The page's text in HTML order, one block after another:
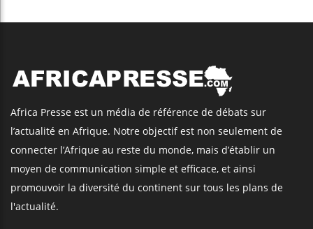
Africa Presse est un média de référence de débats sur
l’actualité en Afrique. Notre objectif est non seulement de
connecter l’Afrique au reste du monde, mais d’établir un
moyen de communication simple et efficace, et ainsi
promouvoir la diversité du continent sur tous les plans de
l'actualité.